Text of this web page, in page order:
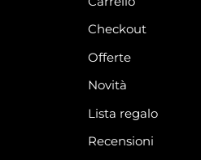
Checkout
Offerte
Novità
Lista regalo
Recensioni